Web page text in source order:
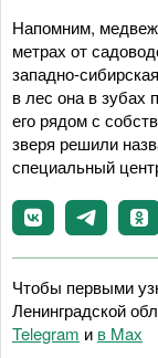
Напомним,
метрах от
западно-
в лес она в зубах
его рядом с
зверя решили
специальный
Чтобы первыми
Ленинградской
Telegram и в Maх